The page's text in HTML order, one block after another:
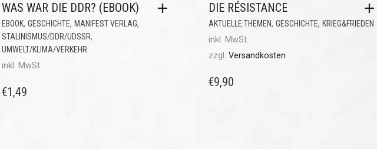
WAS WAR DIE DDR? (EBOOK)
EBOOK, GESCHICHTE, MANIFEST VERLAG,
STALINISMUS/DDR/UDSSR,
UMWELT/KLIMA/VERKEHR
inkl. MwSt.
€1,49
DIE RÉSISTANCE
AKTUELLE THEMEN, GESCHICHTE, KRIEG&FRIEDEN
inkl. MwSt.
zzgl. Versandkosten
€9,90